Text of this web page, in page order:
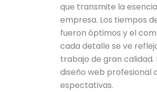
que transmite la
empresa. Los tiempos
fueron óptimos y el
cada detalle se ve
trabajo de gran calidad.
diseño web profesional
espectativas.